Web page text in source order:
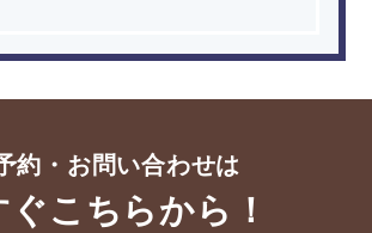
約・お問い合わせは
ぐこちらから！